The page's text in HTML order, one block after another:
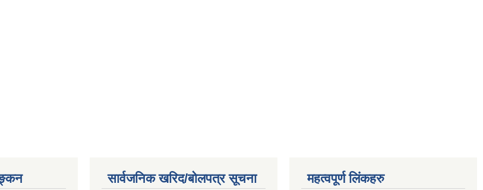
सार्वजनिक खरिद/बोलपत्र सूचना महत्वपूर्ण लिंकहरु